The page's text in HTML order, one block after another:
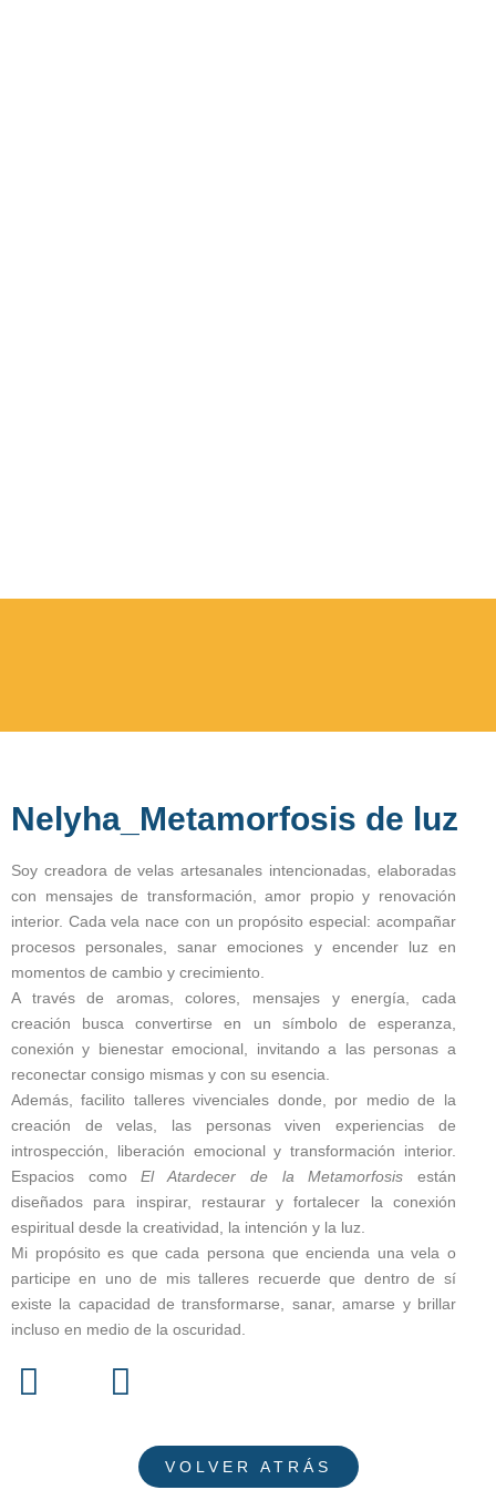
Nelyha_Metamorfosis de luz
Soy creadora de velas artesanales intencionadas, elaboradas
con mensajes de transformación, amor propio y renovación
interior. Cada vela nace con un propósito especial: acompañar
procesos personales, sanar emociones y encender luz en
momentos de cambio y crecimiento.
A través de aromas, colores, mensajes y energía, cada
creación busca convertirse en un símbolo de esperanza,
conexión y bienestar emocional, invitando a las personas a
reconectar consigo mismas y con su esencia.
Además, facilito talleres vivenciales donde, por medio de la
creación de velas, las personas viven experiencias de
introspección, liberación emocional y transformación interior.
Espacios comoEl Atardecer de la Metamorfosis están
diseñados para inspirar, restaurar y fortalecer la conexión
espiritual desde la creatividad, la intención y la luz.
Mi propósito es que cada persona que encienda una vela o
participe en uno de mis talleres recuerde que dentro de sí
existe la capacidad de transformarse, sanar, amarse y brillar
incluso en medio de la oscuridad.
VOLVER ATRÁS